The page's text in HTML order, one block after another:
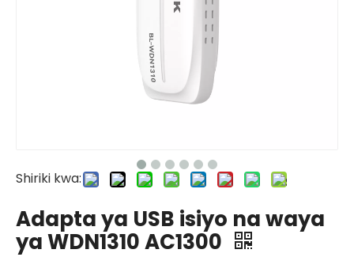
Shiriki kwa:
Adapta ya USB isiyo na waya
ya WDN1310 AC1300